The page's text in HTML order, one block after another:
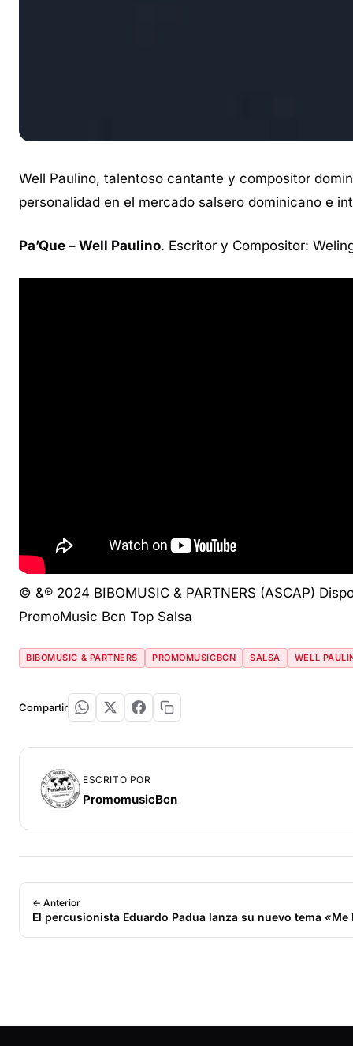
Well Paulino, talentoso cantante y compositor
personalidad en el mercado salsero dominicano e
Pa’Que – Well Paulino. Escritor y Compositor:
© &℗ 2024 BIBOMUSIC & PARTNERS (ASCAP)
PromoMusic Bcn Top Salsa
BIBOMUSIC & PARTNERS PROMOMUSICBCN SALSA WELL
Compartir
ESCRITO POR
PromomusicBcn
← Anterior
El percusionista Eduardo Padua lanza su nuevo tema «Me